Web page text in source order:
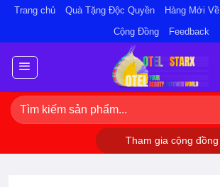
nội
dung
Trang chủ Quà Tặng Độc Quyền Hàng Mới Về
Cộng Đồng
Feedback
Tìm
kiếm:
Tham gia cộng đồng